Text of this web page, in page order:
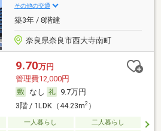
その他の交通
築3年 / 8階建
奈良県奈良市西大寺南町
9.70万円
管理費12,000円
なし
9.7万円
3階 / 1LDK（44.23m2）
一人暮らし 二人暮らし